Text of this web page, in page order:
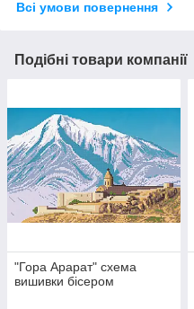
Всі умови повернення
Подібні товари компанії
"Гора Арарат" схема
вишивки бісером